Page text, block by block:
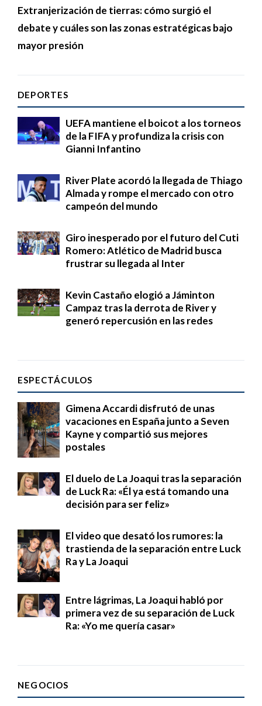
Extranjerización de tierras: cómo surgió el
debate y cuáles son las zonas estratégicas bajo
mayor presión
DEPORTES
UEFA mantiene el boicot a los torneos
de la FIFA y profundiza la crisis con
Gianni Infantino
River Plate acordó la llegada de Thiago
Almada y rompe el mercado con otro
campeón del mundo
Giro inesperado por el futuro del Cuti
Romero: Atlético de Madrid busca
frustrar su llegada al Inter
Kevin Castaño elogió a Jáminton
Campaz tras la derrota de River y
generó repercusión en las redes
ESPECTÁCULOS
Gimena Accardi disfrutó de unas
vacaciones en España junto a Seven
Kayne y compartió sus mejores
postales
El duelo de La Joaqui tras la separación
de Luck Ra: «Él ya está tomando una
decisión para ser feliz»
El video que desató los rumores: la
trastienda de la separación entre Luck
Ra y La Joaqui
Entre lágrimas, La Joaqui habló por
primera vez de su separación de Luck
Ra: «Yo me quería casar»
NEGOCIOS